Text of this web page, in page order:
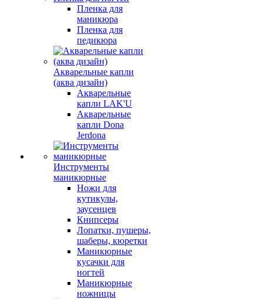
Пленка для
маникюра
Пленка для
педикюра
Акварельные капли
(аква дизайн)
Акварельные
капли LAK'U
Акварельные
капли Dona
Jerdona
Инструменты
маникюрные
Ножи для
кутикулы,
заусенцев
Книпсеры
Лопатки, пушеры,
шаберы, кюретки
Маникюрные
кусачки для
ногтей
Маникюрные
ножницы